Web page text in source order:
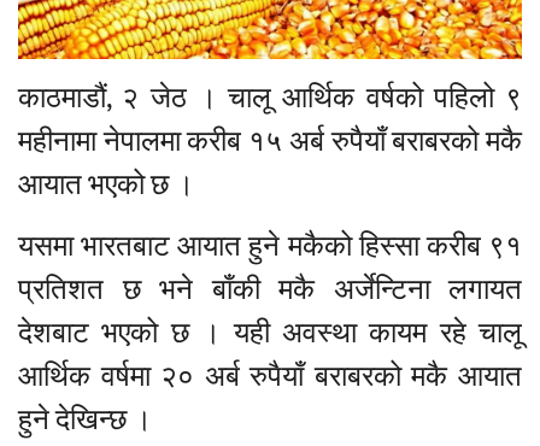
काठमाडौं, २ जेठ । चालू आर्थिक वर्षको पहिलो ९
महीनामा नेपालमा करीब १५ अर्ब रुपैयाँ बराबरको मकै
आयात भएको छ ।
यसमा भारतबाट आयात हुने मकैको हिस्सा करीब ९१
प्रतिशत छ भने बाँकी मकै अर्जेन्टिना लगायत
देशबाट भएको छ । यही अवस्था कायम रहे चालू
आर्थिक वर्षमा २० अर्ब रुपैयाँ बराबरको मकै आयात
हुने देखिन्छ ।